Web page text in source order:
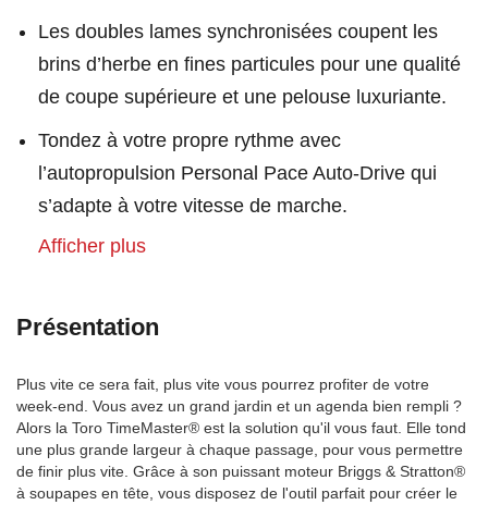
Les doubles lames synchronisées coupent les
brins d’herbe en fines particules pour une qualité
de coupe supérieure et une pelouse luxuriante.
Tondez à votre propre rythme avec
l’autopropulsion Personal Pace Auto-Drive qui
s’adapte à votre vitesse de marche.
Afficher plus
Présentation
Plus vite ce sera fait, plus vite vous pourrez profiter de votre
week-end. Vous avez un grand jardin et un agenda bien rempli ?
Alors la Toro TimeMaster® est la solution qu'il vous faut. Elle tond
une plus grande largeur à chaque passage, pour vous permettre
de finir plus vite. Grâce à son puissant moteur Briggs & Stratton®
à soupapes en tête, vous disposez de l'outil parfait pour créer le